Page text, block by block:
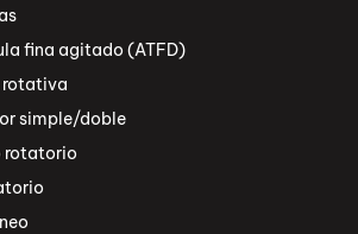
fina agitado (ATFD)
rotativa
simple/doble
rotatorio